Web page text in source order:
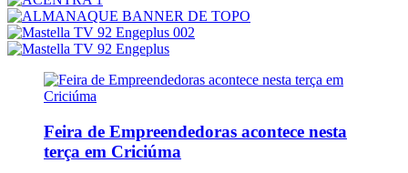
Feira de Empreendedoras acontece nesta
terça em Criciúma